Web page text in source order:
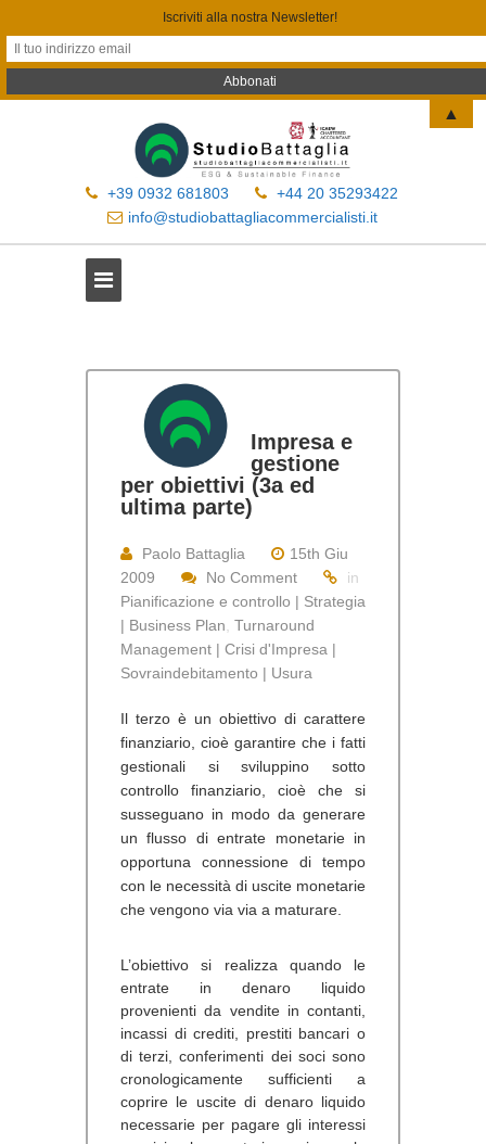
+39 0932 681803
+44 20 35293422
info@studiobattagliacommercialisti.it
Impresa e
gestione
per obiettivi (3a ed
ultima parte)
Paolo Battaglia
15th Giu
2009
No Comment
in
Pianificazione e controllo | Strategia
| Business Plan Turnaround
Management | Crisi d'Impresa |
Sovraindebitamento | Usura
Il terzo è un obiettivo di carattere
finanziario, cioè garantire che i fatti
gestionali si sviluppino sotto
controllo finanziario, cioè che si
susseguano in modo da generare
un flusso di entrate monetarie in
opportuna connessione di tempo
con le necessità di uscite monetarie
che vengono via via a maturare.
L’obiettivo si realizza quando le
entrate in denaro liquido
provenienti da vendite in contanti,
incassi di crediti, prestiti bancari o
di terzi, conferimenti dei soci sono
cronologicamente sufficienti a
coprire le uscite di denaro liquido
necessarie per pagare gli interessi
Iscriviti alla nostra Newsletter!
▲